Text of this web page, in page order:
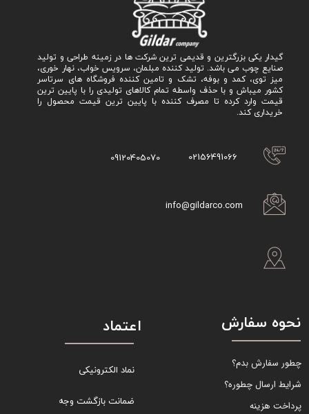
گیدار یکی بزرگترین و قدیمی ترین شرکت ها در زمینه طراحی و تولید
صنایع چوب می باشد. تولید کننده مبلمان، سرویس خواب، نهار خوری،
میز توی، کمد و بوفه، تشک و تامین کننده فروشگاه های سرتاسر
کشور میباش و با حذف واسطه تمام کالاهای تولیدی را با پایین ترین
قیمت وارد کرده تا مصرف کننده با پایین ترین قیمت محصول را
خریداری کند.
02156491066
09120405070
info@gildarco.com
نحوه سفارش
چطور سفارش بدم؟
شرایط ارسال چطوره؟
پرداخت هزینه
اعتماد
نماد الکترونیکی
ضمانت بازگشت وجه